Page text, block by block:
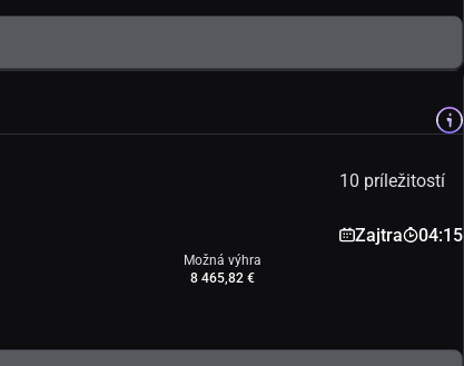
10 príležitostí
Zajtra 04:15
Možná výhra
8 465,82 €